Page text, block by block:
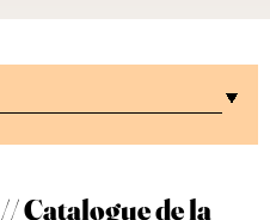
Catalogue de la